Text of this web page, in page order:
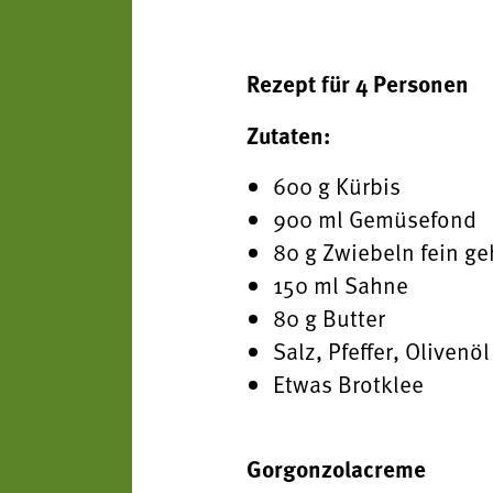
Rezept für 4 Personen
Zutaten:
600 g Kürbis
900 ml Gemüsefond
80 g Zwiebeln fein
150 ml Sahne
80 g Butter
Salz, Pfeffer, Olivenöl
Etwas Brotklee
Gorgonzolacreme